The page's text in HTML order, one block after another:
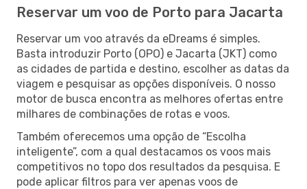
Reservar um voo de Porto para Jacarta
Reservar um voo através da eDreams é simples.
Basta introduzir Porto (OPO) e Jacarta (JKT) como
as cidades de partida e destino, escolher as datas da
viagem e pesquisar as opções disponíveis. O nosso
motor de busca encontra as melhores ofertas entre
milhares de combinações de rotas e voos.
Também oferecemos uma opção de “Escolha
inteligente”, com a qual destacamos os voos mais
competitivos no topo dos resultados da pesquisa. E
pode aplicar filtros para ver apenas voos de